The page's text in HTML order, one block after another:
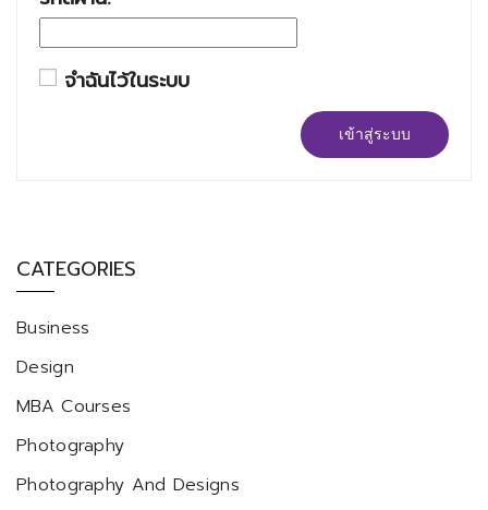
จำฉันไว้ในระบบ
เข้าสู่ระบบ
CATEGORIES
Business
Design
MBA Courses
Photography
Photography And Designs